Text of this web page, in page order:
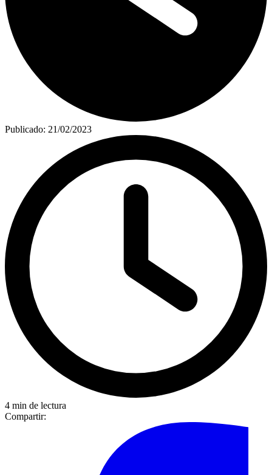
Publicado: 21/02/2023
4 min de lectura
Compartir: